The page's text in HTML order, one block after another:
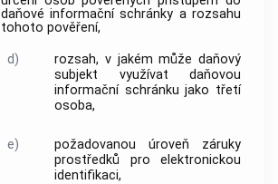
daňové informační schránky a rozsahu
tohoto pověření,
d)
rozsah, v jakém může daňový
subjekt využívat daňovou
informační schránku jako třetí
osoba,
e)
požadovanou úroveň záruky
prostředků pro elektronickou
identifikaci,